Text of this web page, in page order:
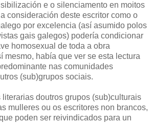
e o silenciamento en moitos
consideración deste escritor como o
por excelencia (así asumido polos
gais galegos) podería condicionar
homosexual de toda a obra
mesmo, había que ver se esta lectura
nas comunidades
(sub)grupos sociais.
literarias doutros grupos (sub)culturais
mulleres ou os escritores non brancos,
poden ser reivindicados para un